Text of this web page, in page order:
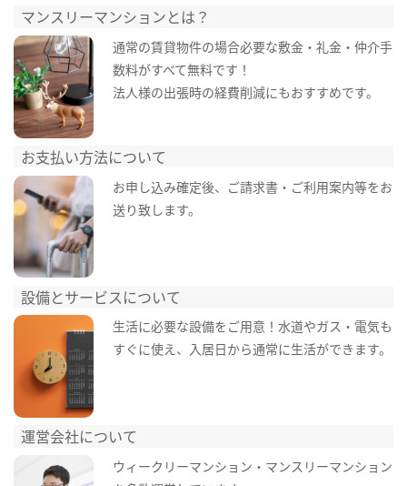
マンスリーマンションとは？
通常の賃貸物件の場合必要な敷金・礼金・仲介手
数料がすべて無料です！
法人様の出張時の経費削減にもおすすめです。
お支払い方法について
お申し込み確定後、ご請求書・ご利用案内等をお
送り致します。
設備とサービスについて
生活に必要な設備をご用意！水道やガス・電気も
すぐに使え、入居日から通常に生活ができます。
運営会社について
ウィークリーマンション・マンスリーマンション